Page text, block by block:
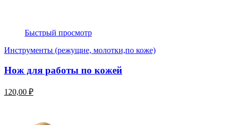
Быстрый просмотр
Инструменты (режущие, молотки,по коже)
Нож для работы по кожей
120,00 ₽